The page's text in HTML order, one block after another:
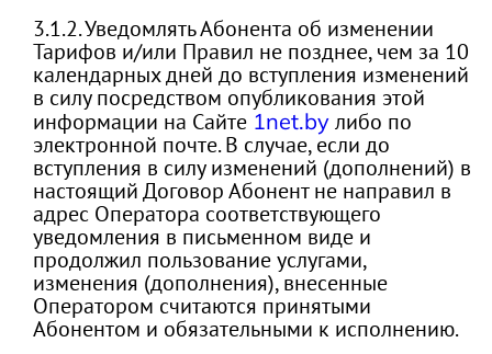
3.1.2. Уведомлять Абонента об изменении
Тарифов и/или Правил не позднее, чем за 10
календарных дней до вступления изменений
в силу посредством опубликования этой
информации на Сайте 1net.by либо по
электронной почте. В случае, если до
вступления в силу изменений (дополнений) в
настоящий Договор Абонент не направил в
адрес Оператора соответствующего
уведомления в письменном виде и
продолжил пользование услугами,
изменения (дополнения), внесенные
Оператором считаются принятыми
Абонентом и обязательными к исполнению.